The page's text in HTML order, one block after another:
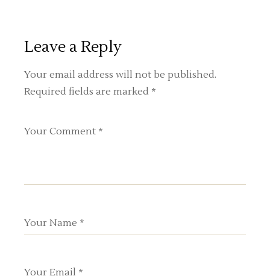
Leave a Reply
Your email address will not be published.
Required fields are marked *